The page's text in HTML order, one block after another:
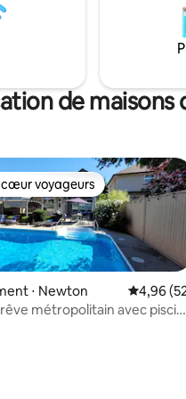
de maisons
sur la base de 58
cœur voyageurs
voyageurs
⋅ Newton
4,96
métropolitain avec piscine